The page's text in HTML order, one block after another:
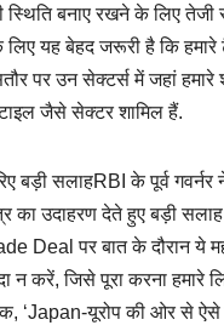
स्थिति बनाए रखने के लिए
लिए यह बेहद जरूरी है कि
पर उन सेक्टर्स में जहां हमारे
जैसे सेक्टर शामिल हैं.
बड़ी सलाहRBI के पूर्व
का उदाहरण देते हुए बड़ी सलाह
Deal पर बात के दौरान ये
न करें, जिसे पूरा करना हमारे
‘Japan-यूरोप की ओर से ऐसे